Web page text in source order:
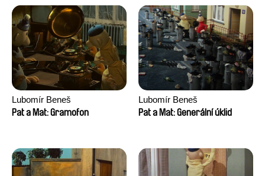
Lubomír Beneš
Pat a Mat: Gramofon
Lubomír Beneš
Pat a Mat: Generální úklid